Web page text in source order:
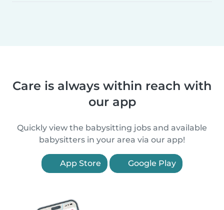
Care is always within reach with
our app
Quickly view the babysitting jobs and available
babysitters in your area via our app!
App Store Google Play